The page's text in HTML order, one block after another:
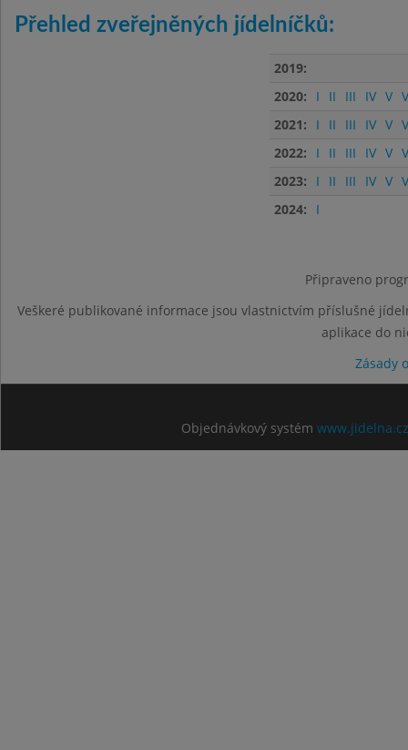
Přehled zveřejněných jídelníčků:
2019:
2020:
I II III IV V
2021:
I II III IV V
2022:
I II III IV V
2023:
I II III IV V
2024:
I
Připraveno
Veškeré publikované informace jsou vlastnictvím příslušné
aplikace do
Zásady
Objednávkový systém www.jidelna.cz